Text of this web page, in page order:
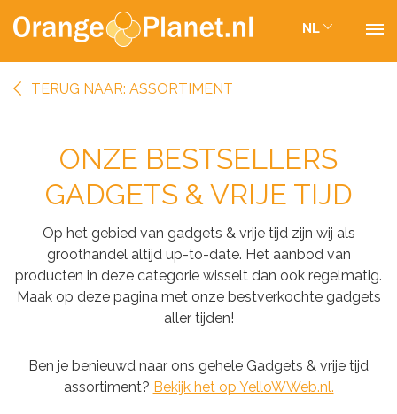
NL
TERUG NAAR: ASSORTIMENT
ONZE BESTSELLERS
GADGETS & VRIJE TIJD
Op het gebied van gadgets & vrije tijd zijn wij als
groothandel altijd up-to-date. Het aanbod van
producten in deze categorie wisselt dan ook regelmatig.
Maak op deze pagina met onze bestverkochte gadgets
aller tijden!
Ben je benieuwd naar ons gehele Gadgets & vrije tijd
assortiment? Bekijk het op YelloWWeb.nl.